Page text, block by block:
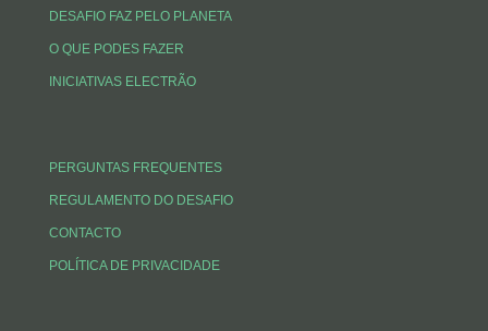
DESAFIO FAZ PELO PLANETA
O QUE PODES FAZER
INICIATIVAS ELECTRÃO
PERGUNTAS FREQUENTES
REGULAMENTO DO DESAFIO
CONTACTO
POLÍTICA DE PRIVACIDADE